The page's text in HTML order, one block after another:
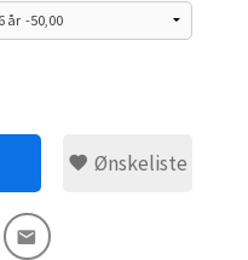
Ønskeliste